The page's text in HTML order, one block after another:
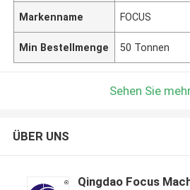
Markenname FOCUS
Min Bestellmenge 50 Tonnen
Sehen Sie
ÜBER UNS
Qingdao Focus